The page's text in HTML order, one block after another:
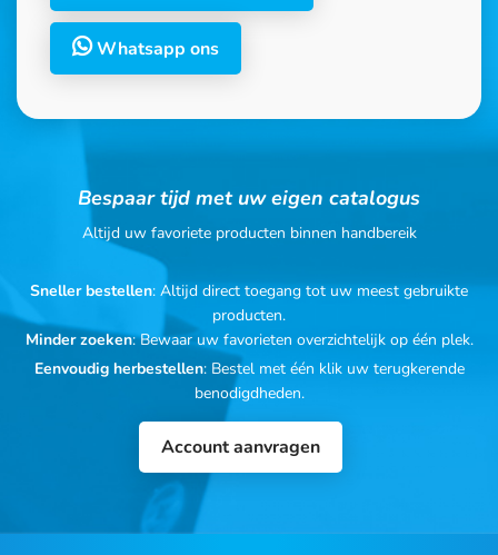
Whatsapp ons
Bespaar tijd met uw eigen catalogus
Altijd uw favoriete producten binnen handbereik
Sneller bestellen: Altijd direct toegang tot uw meest gebruikte
producten.
Minder zoeken: Bewaar uw favorieten overzichtelijk op één plek.
Eenvoudig herbestellen: Bestel met één klik uw terugkerende
benodigdheden.
Account aanvragen